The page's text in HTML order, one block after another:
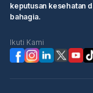
keputusan kesehatan
bahagia.
Ikuti Kami